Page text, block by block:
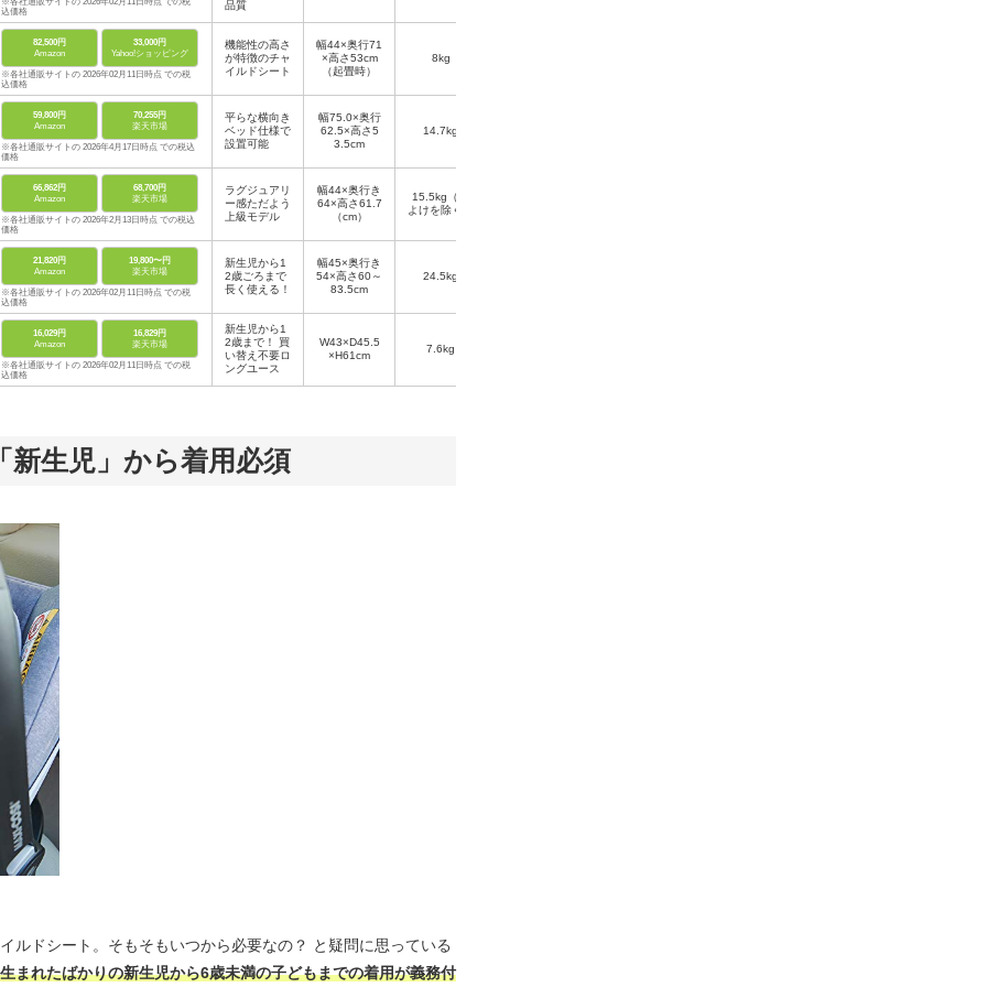
込価格
品質
82,500円
Amazon
33,000円
Yahoo!ショッピング
※各社通販サイトの 2026年02月11日時点 での税
込価格
機能性の高さ
が特徴のチャ
イルドシート
幅44×奥行71
×高さ53cm
（起畳時）
8kg
59,800円
Amazon
70,255円
楽天市場
※各社通販サイトの 2026年4月17日時点 での税込
価格
平らな横向き
ベッド仕様で
設置可能
幅75.0×奥行
62.5×高さ5
3.5cm
14.7kg
66,862円
Amazon
68,700円
楽天市場
※各社通販サイトの 2026年2月13日時点 での税込
価格
ラグジュアリ
ー感ただよう
上級モデル
幅44×奥行き
64×高さ61.7
（cm）
15.5kg（日
よけを除く）
21,820円
Amazon
19,800〜円
楽天市場
※各社通販サイトの 2026年02月11日時点 での税
込価格
新生児から1
2歳ごろまで
長く使える！
幅45×奥行き
54×高さ60～
83.5cm
24.5kg
16,029円
Amazon
16,829円
楽天市場
※各社通販サイトの 2026年02月11日時点 での税
込価格
新生児から1
2歳まで！ 買
い替え不要ロ
ングユース
W43×D45.5
×H61cm
7.6kg
生児」から着用必須
ルドシート。そもそもいつから必要なの？ と疑問に思っている
まれたばかりの新生児から6歳未満の子どもまでの着用が義務付